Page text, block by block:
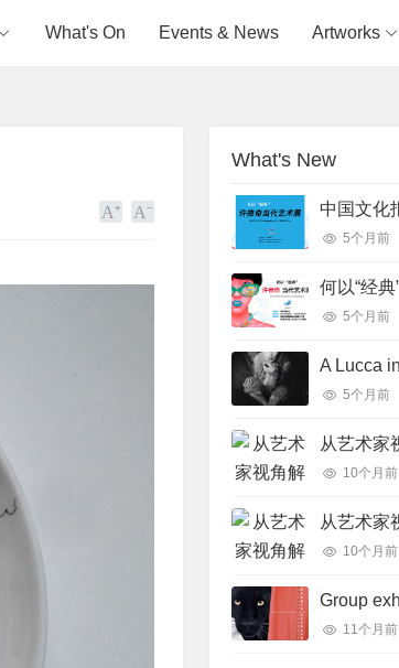
What's On Events & News Artworks
What's New
5个月前
5个月前
5个月前
10个月前
10个月前
11个月前